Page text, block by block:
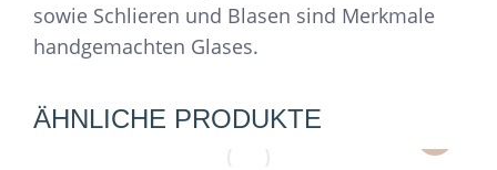
sowie Schlieren und Blasen sind Merkmale
handgemachten Glases.
ÄHNLICHE PRODUKTE